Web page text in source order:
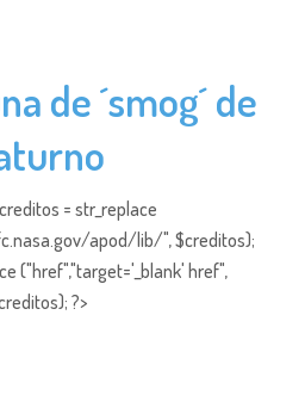
de ´smog´ de
= str_replace
apod/lib/", $creditos);
("href","target='_blank' href",
?>